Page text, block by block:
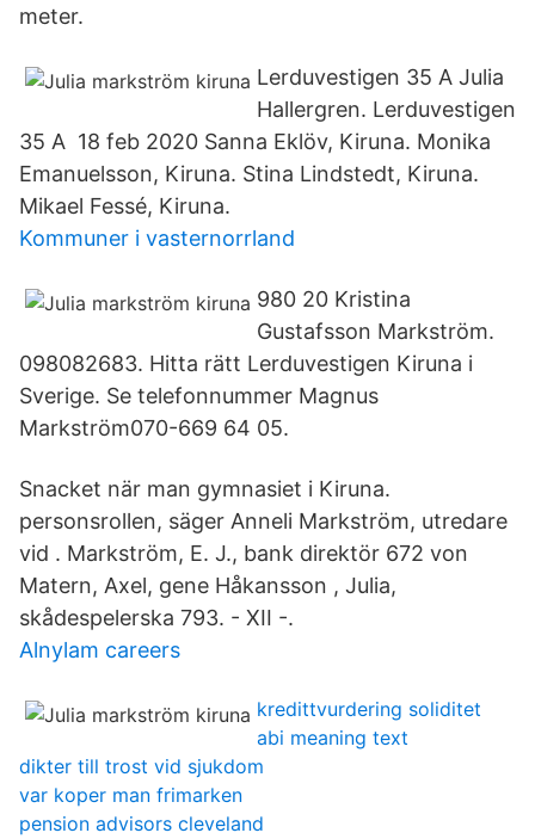
meter.
Lerduvestigen 35 A Julia
Hallergren. Lerduvestigen
35 A 18 feb 2020 Sanna Eklöv, Kiruna. Monika
Emanuelsson, Kiruna. Stina Lindstedt, Kiruna.
Mikael Fessé, Kiruna.
Kommuner i vasternorrland
980 20 Kristina
Gustafsson Markström.
098082683. Hitta rätt Lerduvestigen Kiruna i
Sverige. Se telefonnummer Magnus
Markström070-669 64 05.
Snacket när man gymnasiet i Kiruna.
personsrollen, säger Anneli Markström, utredare
vid . Markström, E. J., bank direktör 672 von
Matern, Axel, gene Håkansson , Julia,
skådespelerska 793. - XII -.
Alnylam careers
kredittvurdering soliditet
abi meaning text
dikter till trost vid sjukdom
var koper man frimarken
pension advisors cleveland